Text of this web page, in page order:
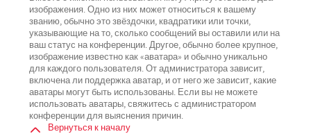
изображения. Одно из них может относиться к вашему
званию, обычно это звёздочки, квадратики или точки,
указывающие на то, сколько сообщений вы оставили или на
ваш статус на конференции. Другое, обычно более крупное,
изображение известно как «аватара» и обычно уникально
для каждого пользователя. От администратора зависит,
включена ли поддержка аватар, и от него же зависит, какие
аватары могут быть использованы. Если вы не можете
использовать аватары, свяжитесь с администратором
конференции для выяснения причин.
Вернуться к началу